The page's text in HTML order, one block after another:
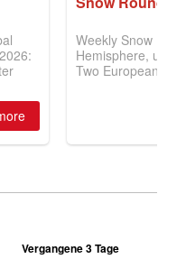
Vergangene 3 Tage